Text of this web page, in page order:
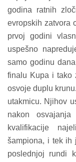
godina ratnih
evropskih zatvora
prvoj godini
uspešno
samo godinu
finalu Kupa i tako
osvoje duplu
utakmicu. Njihov
nakon
kvalifikacije
šampiona, i tek ih
poslednjoj rundi